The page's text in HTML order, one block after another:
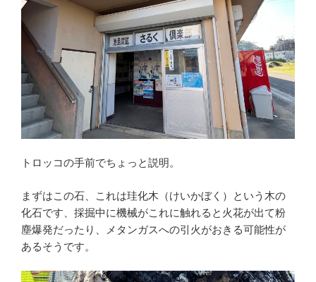
トロッコの手前でちょっと説明。
まずはこの石、これは珪化木（けいかぼく）という木の
化石です、採掘中に機械がこれに触れると火花が出て粉
塵爆発だったり、メタンガスへの引火がおきる可能性が
あるそうです。